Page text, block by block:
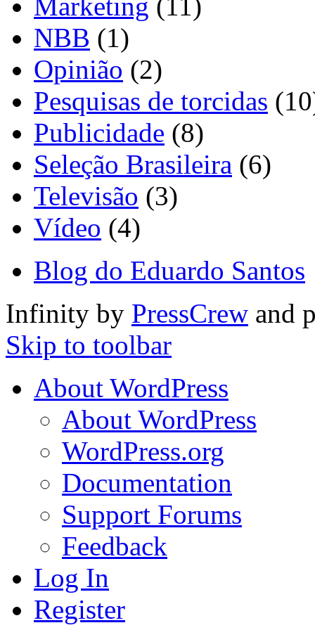
NBB (1)
Opinião (2)
Pesquisas de torcidas
Publicidade (8)
Seleção Brasileira (6)
Televisão (3)
Vídeo (4)
Blog do Eduardo Santos
Infinity by PressCrew and
Skip to toolbar
About WordPress
About WordPress
WordPress.org
Documentation
Support Forums
Feedback
Log In
Register